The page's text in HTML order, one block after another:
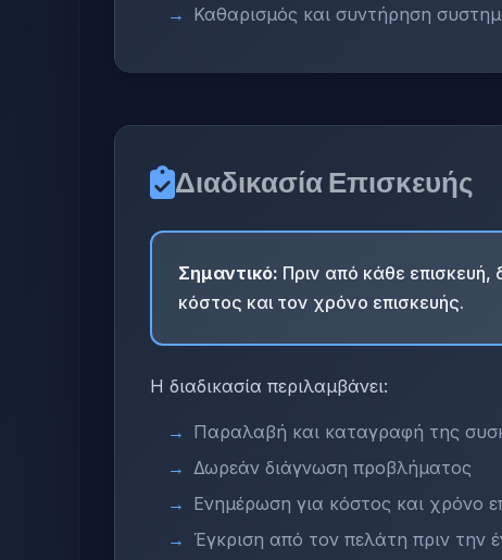
Καθαρισμός και συντήρηση
Διαδικασία Επισκευής
Σημαντικό: Πριν από κάθε
κόστος και τον χρόνο επισκευής.
Η διαδικασία περιλαμβάνει:
Παραλαβή και καταγραφή της
Δωρεάν διάγνωση προβλήματος
Ενημέρωση για κόστος και χρόνο
Έγκριση από τον πελάτη πριν την